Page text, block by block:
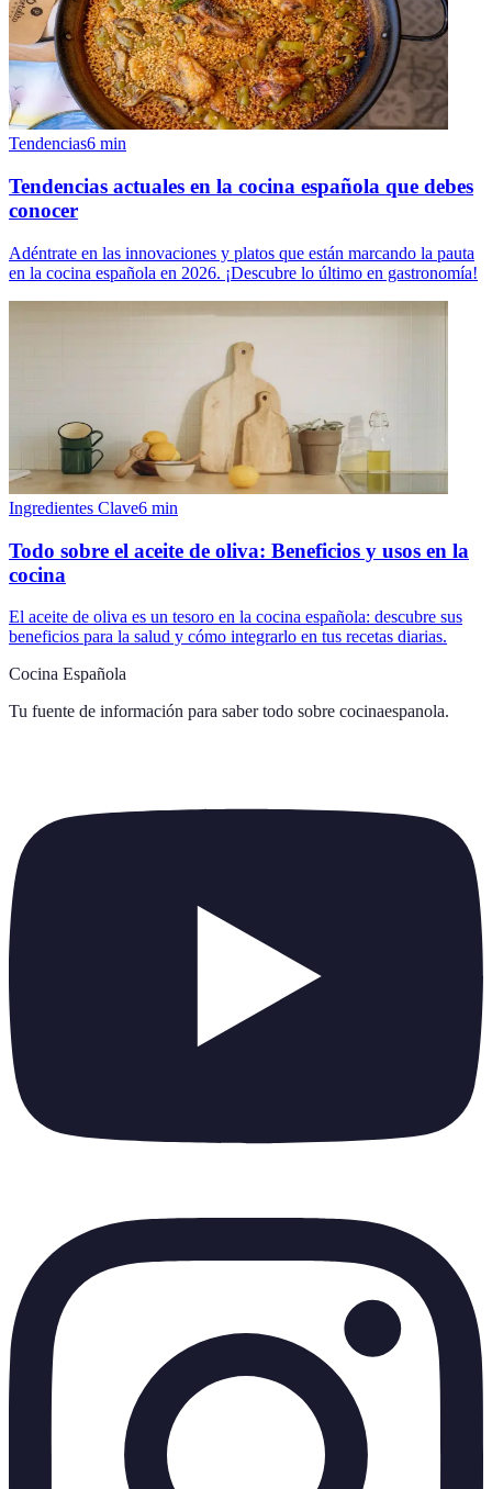
Tendencias6 min
Tendencias actuales en la cocina española que debes
conocer
Adéntrate en las innovaciones y platos que están marcando la pauta
en la cocina española en 2026. ¡Descubre lo último en gastronomía!
Ingredientes Clave6 min
Todo sobre el aceite de oliva: Beneficios y usos en la
cocina
El aceite de oliva es un tesoro en la cocina española: descubre sus
beneficios para la salud y cómo integrarlo en tus recetas diarias.
Cocina Española
Tu fuente de información para saber todo sobre cocinaespanola.